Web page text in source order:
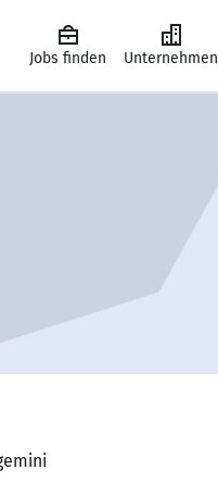
Jobs finden Unternehmen